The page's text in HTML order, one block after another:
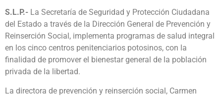
S.L.P.- La Secretaría de Seguridad y Protección Ciudadana
del Estado a través de la Dirección General de Prevención y
Reinserción Social, implementa programas de salud integral
en los cinco centros penitenciarios potosinos, con la
finalidad de promover el bienestar general de la población
privada de la libertad.
La directora de prevención y reinserción social, Carmen